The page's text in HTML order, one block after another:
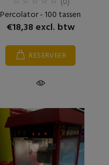
Percolator - 100 tassen
€18,38 excl. btw
RESERVEER